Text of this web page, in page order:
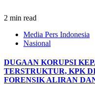
2 min read
Media Pers Indonesia
Nasional
DUGAAN KORUPSI
TERSTRUKTUR, KPK
FORENSIK ALIRAN